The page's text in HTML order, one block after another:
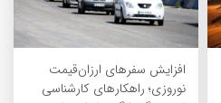
افزایش سفرهای ارزان‌قیمت
نوروزی؛ راهکارهای کارشناسی